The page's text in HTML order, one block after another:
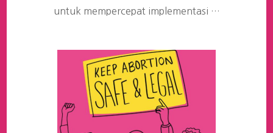
untuk mempercepat implementasi …